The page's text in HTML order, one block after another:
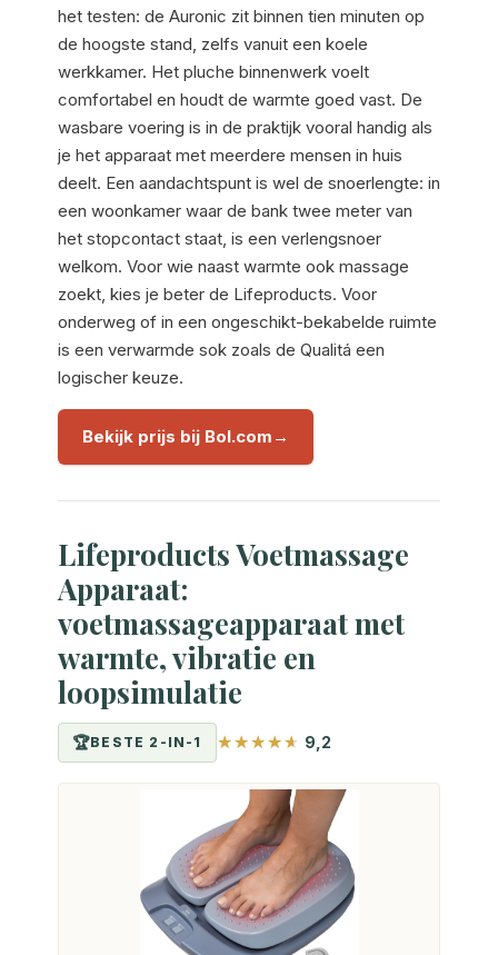
het testen: de Auronic zit binnen tien minuten op
de hoogste stand, zelfs vanuit een koele
werkkamer. Het pluche binnenwerk voelt
comfortabel en houdt de warmte goed vast. De
wasbare voering is in de praktijk vooral handig als
je het apparaat met meerdere mensen in huis
deelt. Een aandachtspunt is wel de snoerlengte: in
een woonkamer waar de bank twee meter van
het stopcontact staat, is een verlengsnoer
welkom. Voor wie naast warmte ook massage
zoekt, kies je beter de Lifeproducts. Voor
onderweg of in een ongeschikt-bekabelde ruimte
is een verwarmde sok zoals de Qualitá een
logischer keuze.
Bekijk prijs bij Bol.com
Lifeproducts Voetmassage
Apparaat:
voetmassageapparaat met
warmte, vibratie en
loopsimulatie
BESTE 2-IN-1 9,2